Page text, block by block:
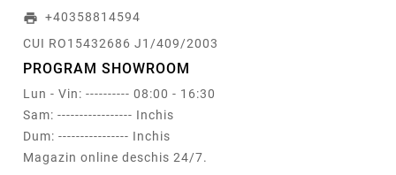
print +40358814594
CUI RO15432686 J1/409/2003
PROGRAM SHOWROOM
Lun - Vin: ---------- 08:00 - 16:30
Sam: ----------------- Inchis
Dum: ---------------- Inchis
Magazin online deschis 24/7.